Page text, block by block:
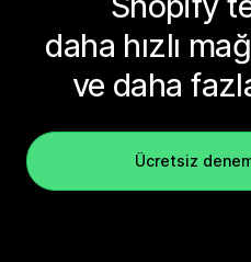
daha hızlı
ve daha
Ücretsiz